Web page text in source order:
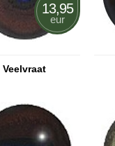
13,95
eur
Veelvraat